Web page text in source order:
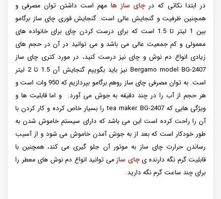
در ابتدا نکاتی که درچای ساز هامهم است داشتن توان مصرفی و
همچنین ظرفیت و گنجایش عالی است. گنجایش قوری چای ساز برگامو
بین 1 لیتر تا 1.5 است که برای درست کردن چای برای خانواده های
معمولی و کم جمعیت عالی می باشد و می توانید در آن در حجم های
زیادی انواع دم نوش و چای نیز درست کنید، در مورد کتری چای ساز
Bergamo model BG-2407 نیز باید بگوییم گنجایش آن 1.5 تا 2 لیتر
است. به توان مصرفی چای ساز روهم برگامو بپردازیم که 950 وات است و
هر حجم از آب را در چند دقیقه به جوش می آورد. و اما قابلیت ها و
ویژگی هایی که tea maker BG-2407 را بسیار خاص کرده و کار کردن با
آن را راحت کرده است این می باشد که دارای سیستم خاموش شدن به
طور خودکار است که بعد از به جوش آمدن خاموش می شود و از آسیب
رساندن حرارت چای ساز به موتور آن جلو گیری می‌ کند، همچنین با
قابلیت گرم نگه دارنده یچای سازمی توانید انواع دم نوش های معطر را
برای چند ساعت گرم نگه دارید.